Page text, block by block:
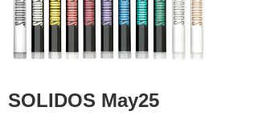
SOLIDOS May25